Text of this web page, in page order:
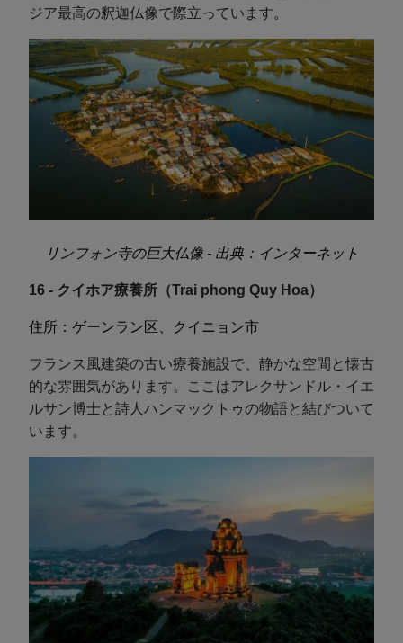
ジア最高の釈迦仏像で際立っています。
リンフォン寺の巨大仏像 - 出典：インターネット
16 - クイホア療養所（Trai phong Quy Hoa）
住所：ゲーンラン区、クイニョン市
フランス風建築の古い療養施設で、静かな空間と懐古
的な雰囲気があります。ここはアレクサンドル・イエ
ルサン博士と詩人ハンマックトゥの物語と結びついて
います。